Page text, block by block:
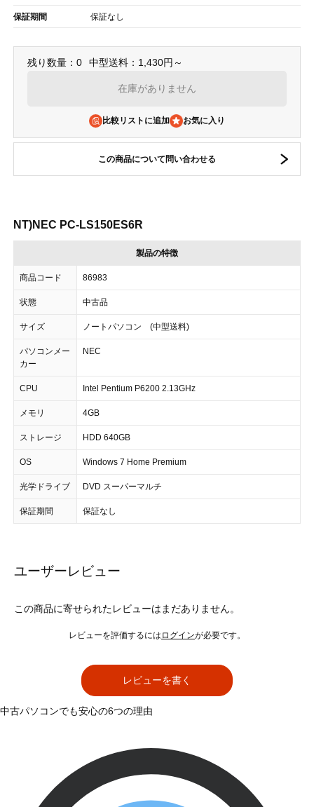
保証期間 保証なし
残り数量：0 中型送料：1,430円～
在庫がありません
比較リストに追加
この商品について問い合わせる
NT)NEC PC-LS150ES6R
製品の特徴
商品コード 86983
状態 中古品
サイズ ノートパソコン (中型送料)
パソコンメー
カー
NEC
CPU Intel Pentium P6200 2.13GHz
メモリ 4GB
ストレージ HDD 640GB
OS Windows 7 Home Premium
光学ドライブ DVD スーパーマルチ
保証期間 保証なし
ユーザーレビュー
この商品に寄せられたレビューはまだありません。
レビューを評価するには ログインが必要です。
レビューを書く
中古パソコンでも安心の6つの理由